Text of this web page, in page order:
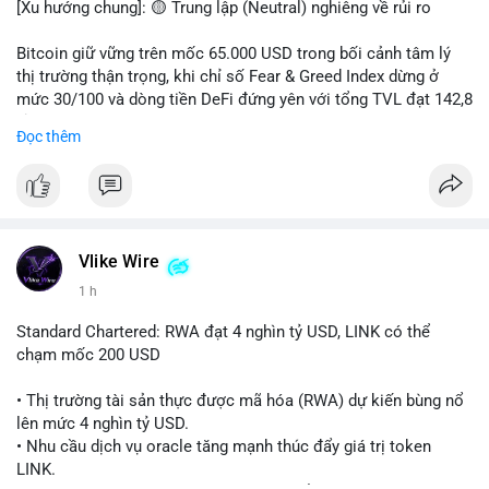
[Xu hướng chung]: 🟡 Trung lập (Neutral) nghiêng về rủi ro
Bitcoin giữ vững trên mốc 65.000 USD trong bối cảnh tâm lý
thị trường thận trọng, khi chỉ số Fear & Greed Index dừng ở
mức 30/100 và dòng tiền DeFi đứng yên với tổng TVL đạt 142,8
tăng gần 3% khi Iran-Oman hứa mở lại eo Hormuz, giảm lo ngại
lớn khác. Đáng chú ý, thanh lý Short chiếm tới 81,7% tổng 35,7
triệu USD thanh lý trong 24h, cho thấy phe bán đang yếu thế.
- DeFi & Công nghệ: Standard Chartered dự báo thị trường RWA
sẽ bùng nổ lên 4 nghìn tỷ USD, kéo theo giá trị token LINK có
hoàn tất thương vụ mua lại startup stablecoin BVNK trị giá 1,8
tỷ USD, đánh dấu bước tiến lớn trong thanh toán số.
- Quy định & Pháp lý: FCA Anh đang xây dựng khung pháp lý
Đọc thêm
Vlike Wire
1 h
Standard Chartered: RWA đạt 4 nghìn tỷ USD, LINK có thể
chạm mốc 200 USD
• Thị trường tài sản thực được mã hóa (RWA) dự kiến bùng nổ
lên mức 4 nghìn tỷ USD.
• Nhu cầu dịch vụ oracle tăng mạnh thúc đẩy giá trị token
LINK.